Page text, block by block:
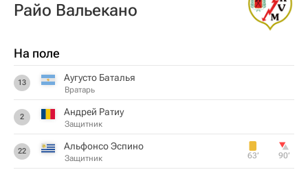
Райо Вальекано
На поле
13 Аугусто Баталья
Вратарь
2 Андрей Ратиу
Защитник
22 Альфонсо Эспино
Защитник 63‎’‎ 90‎’‎